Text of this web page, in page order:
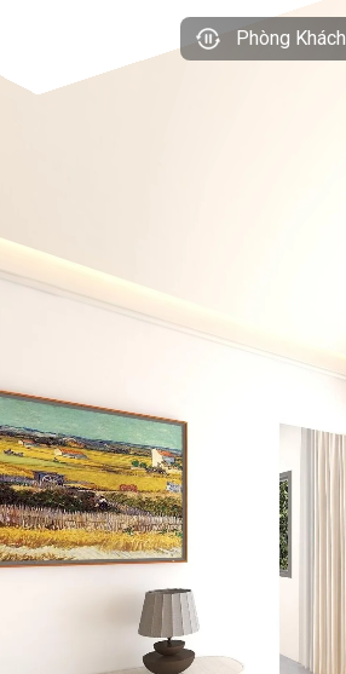
Phòng Khách